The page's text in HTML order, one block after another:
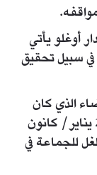
أوغلو يأتي
سبيل تحقيق
الذي كان
تحت سيطرة تنظيم غولن. بل إنه قال في 26 يناير/ كانون
للجماعة في